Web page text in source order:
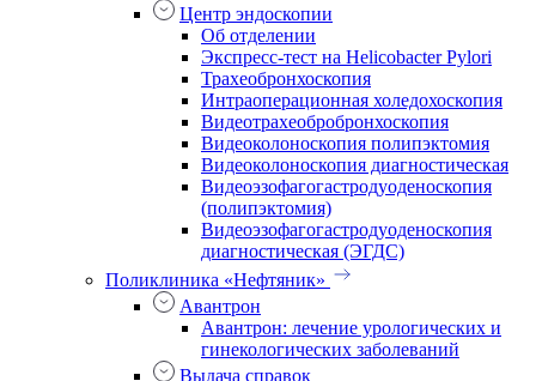
Центр эндоскопии
Об отделении
Экспресс-тест на Helicobacter Pylori
Трахеобронхоскопия
Интраоперационная холедохоскопия
Видеотрахеобробронхоскопия
Видеоколоноскопия полипэктомия
Видеоколоноскопия диагностическая
Видеоэзофагогастродуоденоскопия
(полипэктомия)
Видеоэзофагогастродуоденоскопия
диагностическая (ЭГДС)
Поликлиника «Нефтяник»
Авантрон
Авантрон: лечение урологических и
гинекологических заболеваний
Выдача справок